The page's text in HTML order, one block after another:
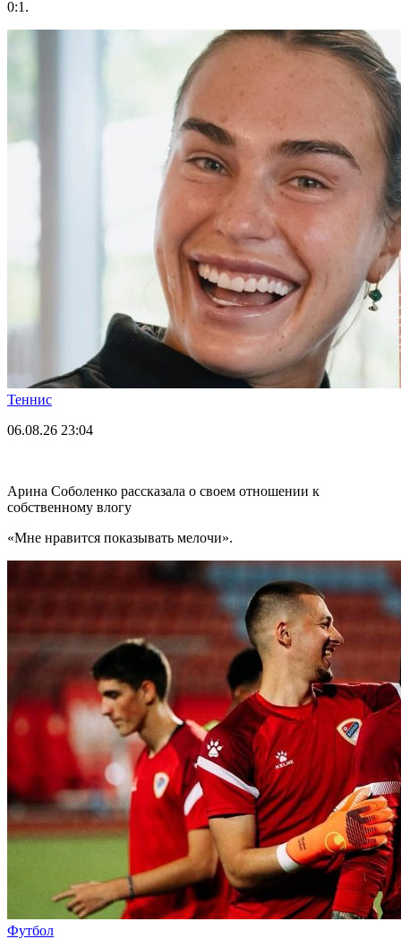
0:1.
Теннис
06.08.26 23:04
Арина Соболенко рассказала о своем отношении к
собственному влогу
«Мне нравится показывать мелочи».
Футбол